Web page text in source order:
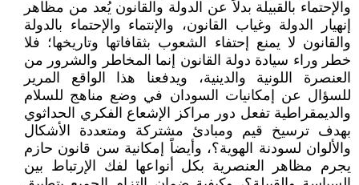
والإحتماء بالقبيلة بدلاً عن الدولة والقانون يُعد من مظاهر
إنهيار الدولة وغياب القانون، والإنتماء والإحتماء بالدولة
والقانون لا يمنع إحتفاء الشعوب بثقافاتها وتاريخها؛ فلا
خطر وراء سيادة دولة القانون إنما المخاطر والشرور من
العنصرة اللونية والدينية، ويدفعنا هذا الواقع المرير
للسؤال عن إمكانيات السودان في وضع مناهج للسلام
والديمقراطية تفعل دور مراكز الإشعاع الفكري الحداثوي
بهدف ترسيخ قيم ومبادئ مشتركة ومتعددة الأشكال
والألوان لسودنة الهوية؟، وأيضاً إمكانية سن قانون حازم
يجرم مظاهر العنصرية بكل أنواعها لفك الإرتباط بين